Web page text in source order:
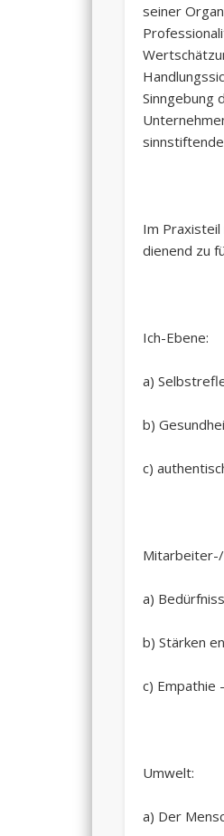
seiner
Sinngebung
Im
dienend zu
Ich-Ebene:
a)
b)
c)
Mitarbeiter-/
a)
b) Stärken
c) Empathie
Umwelt:
a) Der